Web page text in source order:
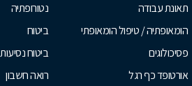
תאונת עבודה
הומאופתיה / טיפול הומאופתי
פסיכולוגים
אורטופד כף רגל
נטורופתיה
ביטוח
ביטוח
רואה חשבון